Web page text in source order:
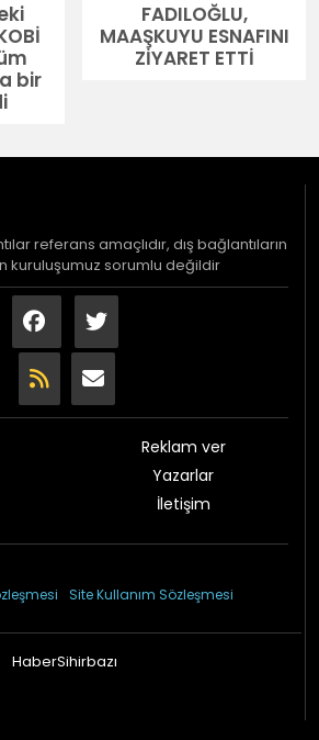
bir
FADILOĞLU,
MAAŞKUYU ESNAFINI
ZİYARET ETTİ
referans amaçlıdır, dış bağlantıların
kuruluşumuz sorumlu değildir
Reklam ver
Yazarlar
İletişim
Site Kullanım Sözleşmesi
HaberSihirbazı